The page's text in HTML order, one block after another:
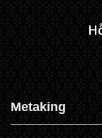
Metaking